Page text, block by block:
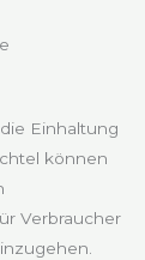
Einhaltung
können
Verbraucher